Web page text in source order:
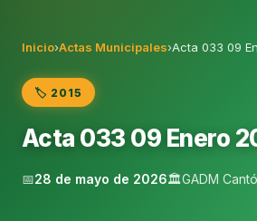
Inicio›Actas Municipales›Acta 033 09
🏷️ 2015
Acta 033 09 Enero
📅28 de mayo de 2026🏛️GADM